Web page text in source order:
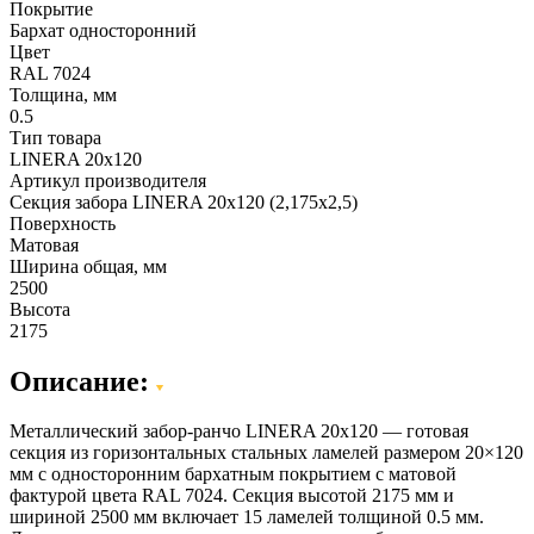
Покрытие
Бархат односторонний
Цвет
RAL 7024
Толщина, мм
0.5
Тип товара
LINERA 20х120
Артикул производителя
Секция забора LINERA 20х120 (2,175х2,5)
Поверхность
Матовая
Ширина общая, мм
2500
Высота
2175
Описание:
Металлический забор-ранчо LINERA 20х120 — готовая
секция из горизонтальных стальных ламелей размером 20×120
мм с односторонним бархатным покрытием с матовой
фактурой цвета RAL 7024. Секция высотой 2175 мм и
шириной 2500 мм включает 15 ламелей толщиной 0.5 мм.